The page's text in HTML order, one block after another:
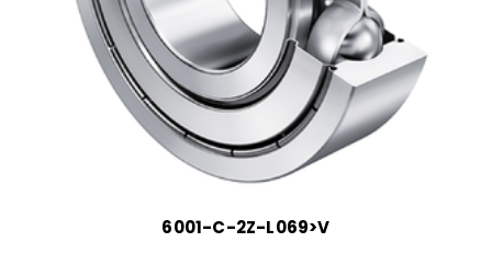
6001-C-2Z-L069>V